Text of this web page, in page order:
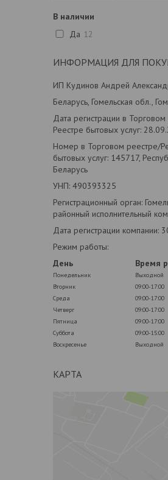
В наличии
Да 12
ИНФОРМАЦИЯ ДЛЯ
ИП Кудинов Андрей
Беларусь, Гомельская обл.,
Дата регистрации в
Реестре бытовых услуг:
Номер в Торговом реестре/
бытовых услуг: 145717,
Беларусь
УНП: 490393325
Регистрационный орган:
районный исполнительный
Дата регистрации компании:
Режим работы:
День
Время
Понедельник
Выходной
Вторник
09:00-17:00
Среда
09:00-17:00
Четверг
09:00-17:00
Пятница
09:00-17:00
Суббота
09:00-15:00
Воскресенье
Выходной
КАРТА